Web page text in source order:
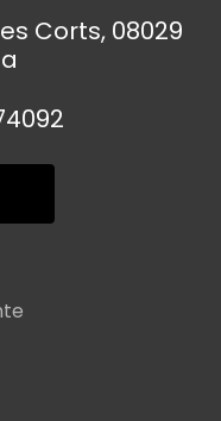
Corts, 08029